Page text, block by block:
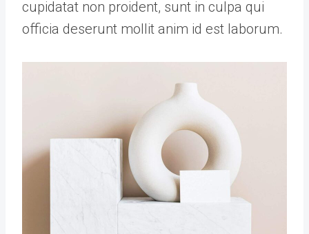
cupidatat non proident, sunt in culpa qui
officia deserunt mollit anim id est laborum.